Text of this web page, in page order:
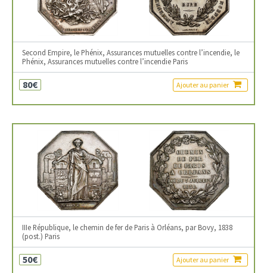
Second Empire, le Phénix, Assurances mutuelles contre l’incendie, le
Phénix, Assurances mutuelles contre l’incendie Paris
80€ Ajouter au panier
IIIe République, le chemin de fer de Paris à Orléans, par Bovy, 1838
(post.) Paris
50€ Ajouter au panier